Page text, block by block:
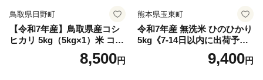
鳥取県日野町
【令和7年産】鳥取県産コシ
ヒカリ 5kg（5kg×1）米 コシ
ヒカリ こしひかり お米 白米
精米 5キロ おこめ こめ コメ
8,500円
熊本県玉東町
令和7年産 無洗米 ひのひかり
5kg《7-14日以内に出荷予定
(土日祝除く)》コメ 米 無洗米
高レビュー｜人気米 熊本県
9,400円